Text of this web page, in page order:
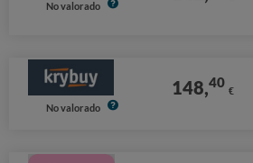
No valorado
No valorado
148,40 €